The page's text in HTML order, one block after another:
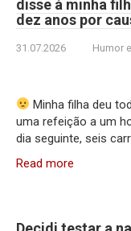
disse à minha
dez anos por
31.07.2026 Humor
Minha filha deu
uma refeição a um
dia seguinte, seis
Read more